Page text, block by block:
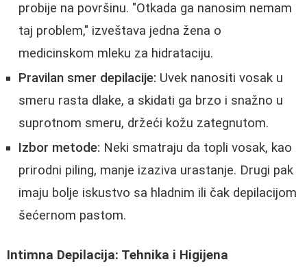
probije na površinu. "Otkada ga nanosim nemam
taj problem," izveštava jedna žena o
medicinskom mleku za hidrataciju.
Pravilan smer depilacije: Uvek nanositi vosak u
smeru rasta dlake, a skidati ga brzo i snažno u
suprotnom smeru, držeći kožu zategnutom.
Izbor metode: Neki smatraju da topli vosak, kao
prirodni piling, manje izaziva urastanje. Drugi pak
imaju bolje iskustvo sa hladnim ili čak depilacijom
šećernom pastom.
Intimna Depilacija: Tehnika i Higijena